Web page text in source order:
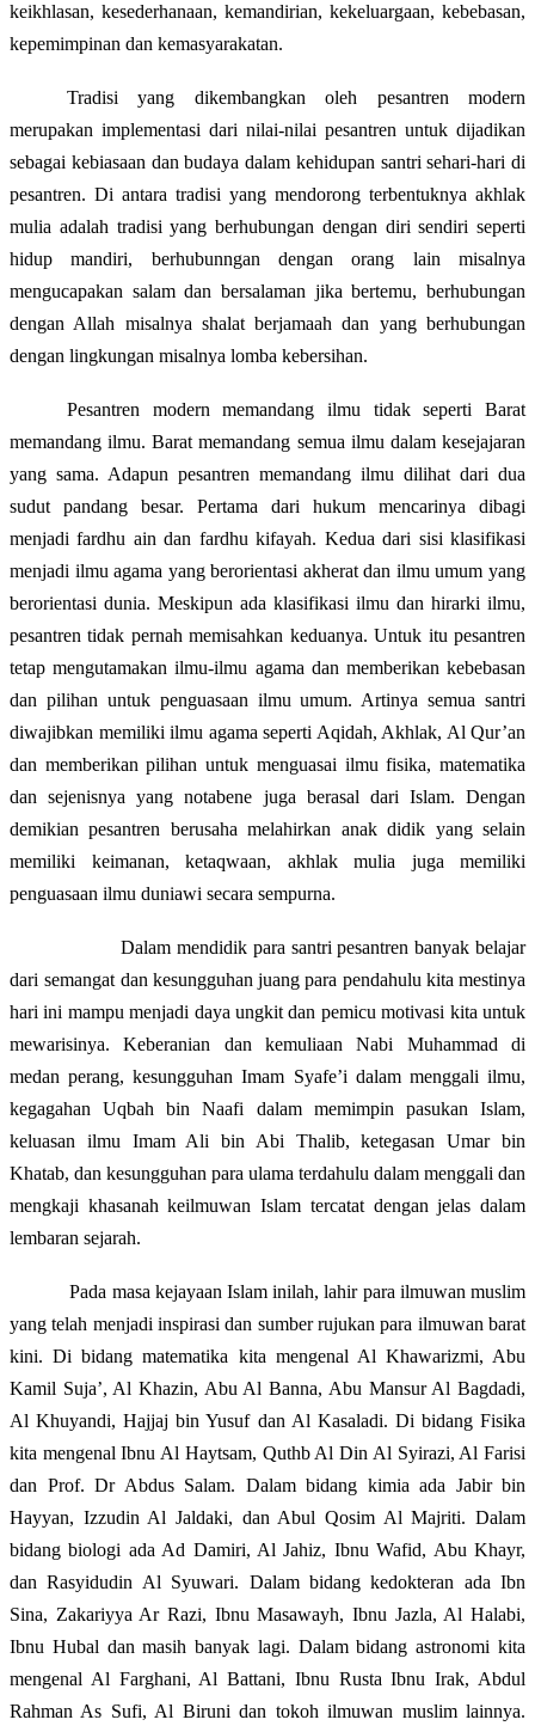
keikhlasan, kesederhanaan, kemandirian, kekeluargaan, kebebasan,
kepemimpinan dan kemasyarakatan.
Tradisi yang dikembangkan oleh pesantren modern
merupakan implementasi dari nilai-nilai pesantren untuk dijadikan
sebagai kebiasaan dan budaya dalam kehidupan santri sehari-hari di
pesantren. Di antara tradisi yang mendorong terbentuknya akhlak
mulia adalah tradisi yang berhubungan dengan diri sendiri seperti
hidup mandiri, berhubunngan dengan orang lain misalnya
mengucapakan salam dan bersalaman jika bertemu, berhubungan
dengan Allah misalnya shalat berjamaah dan yang berhubungan
dengan lingkungan misalnya lomba kebersihan.
Pesantren modern memandang ilmu tidak seperti Barat
memandang ilmu. Barat memandang semua ilmu dalam kesejajaran
yang sama. Adapun pesantren memandang ilmu dilihat dari dua
sudut pandang besar. Pertama dari hukum mencarinya dibagi
menjadi fardhu ain dan fardhu kifayah. Kedua dari sisi klasifikasi
menjadi ilmu agama yang berorientasi akherat dan ilmu umum yang
berorientasi dunia. Meskipun ada klasifikasi ilmu dan hirarki ilmu,
pesantren tidak pernah memisahkan keduanya. Untuk itu pesantren
tetap mengutamakan ilmu-ilmu agama dan memberikan kebebasan
dan pilihan untuk penguasaan ilmu umum. Artinya semua santri
diwajibkan memiliki ilmu agama seperti Aqidah, Akhlak, Al Qur’an
dan memberikan pilihan untuk menguasai ilmu fisika, matematika
dan sejenisnya yang notabene juga berasal dari Islam. Dengan
demikian pesantren berusaha melahirkan anak didik yang selain
memiliki keimanan, ketaqwaan, akhlak mulia juga memiliki
penguasaan ilmu duniawi secara sempurna.
Dalam mendidik para santri pesantren banyak belajar
dari semangat dan kesungguhan juang para pendahulu kita mestinya
hari ini mampu menjadi daya ungkit dan pemicu motivasi kita untuk
mewarisinya. Keberanian dan kemuliaan Nabi Muhammad di
medan perang, kesungguhan Imam Syafe’i dalam menggali ilmu,
kegagahan Uqbah bin Naafi dalam memimpin pasukan Islam,
keluasan ilmu Imam Ali bin Abi Thalib, ketegasan Umar bin
Khatab, dan kesungguhan para ulama terdahulu dalam menggali dan
mengkaji khasanah keilmuwan Islam tercatat dengan jelas dalam
lembaran sejarah.
Pada masa kejayaan Islam inilah, lahir para ilmuwan muslim
yang telah menjadi inspirasi dan sumber rujukan para ilmuwan barat
kini. Di bidang matematika kita mengenal Al Khawarizmi, Abu
Kamil Suja’, Al Khazin, Abu Al Banna, Abu Mansur Al Bagdadi,
Al Khuyandi, Hajjaj bin Yusuf dan Al Kasaladi. Di bidang Fisika
kita mengenal Ibnu Al Haytsam, Quthb Al Din Al Syirazi, Al Farisi
dan Prof. Dr Abdus Salam. Dalam bidang kimia ada Jabir bin
Hayyan, Izzudin Al Jaldaki, dan Abul Qosim Al Majriti. Dalam
bidang biologi ada Ad Damiri, Al Jahiz, Ibnu Wafid, Abu Khayr,
dan Rasyidudin Al Syuwari. Dalam bidang kedokteran ada Ibn
Sina, Zakariyya Ar Razi, Ibnu Masawayh, Ibnu Jazla, Al Halabi,
Ibnu Hubal dan masih banyak lagi. Dalam bidang astronomi kita
mengenal Al Farghani, Al Battani, Ibnu Rusta Ibnu Irak, Abdul
Rahman As Sufi, Al Biruni dan tokoh ilmuwan muslim lainnya.